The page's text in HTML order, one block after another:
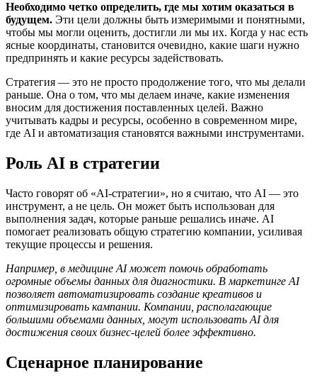
Необходимо четко определить, где мы хотим оказаться в
будущем. Эти цели должны быть измеримыми и понятными,
чтобы мы могли оценить, достигли ли мы их. Когда у нас есть
ясные координаты, становится очевидно, какие шаги нужно
предпринять и какие ресурсы задействовать.
Стратегия — это не просто продолжение того, что мы делали
раньше. Она о том, что мы делаем иначе, какие изменения
вносим для достижения поставленных целей. Важно
учитывать кадры и ресурсы, особенно в современном мире,
где AI и автоматизация становятся важными инструментами.
Роль AI в стратегии
Часто говорят об «AI-стратегии», но я считаю, что AI — это
инструмент, а не цель. Он может быть использован для
выполнения задач, которые раньше решались иначе. AI
помогает реализовать общую стратегию компании, усиливая
текущие процессы и решения.
Например, в медицине AI может помочь обработать
огромные объемы данных для диагностики. В маркетинге AI
позволяет автоматизировать создание креативов и
оптимизировать кампании. Компании, располагающие
большими объемами данных, могут использовать AI для
достижения своих бизнес-целей более эффективно.
Сценарное планирование